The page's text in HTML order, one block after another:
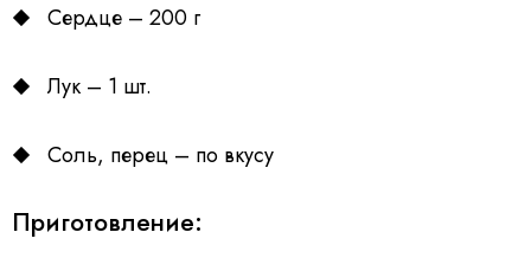
Сердце – 200 г
Лук – 1 шт.
Соль, перец – по вкусу
Приготовление: